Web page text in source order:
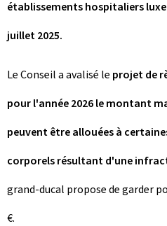
établissements hospitaliers
juillet 2025.
Le Conseil a avalisé le projet de
pour l'année 2026 le montant
peuvent être allouées à
corporels résultant d'une
grand-ducal propose de garder
€.